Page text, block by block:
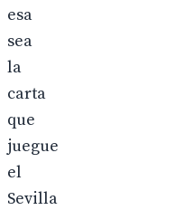
esa
sea
la
carta
que
juegue
el
Sevilla